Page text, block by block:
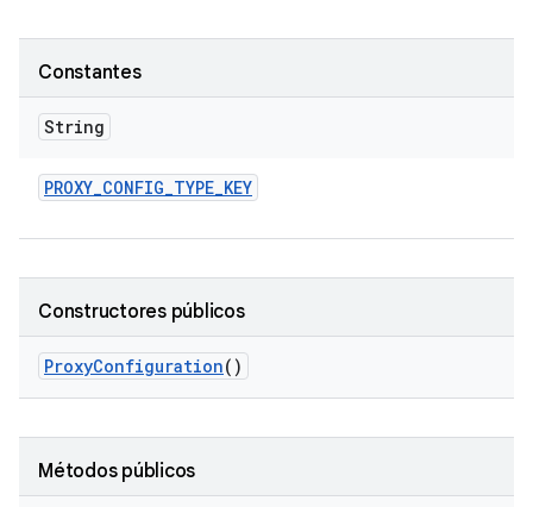
Constantes
String
PROXY_CONFIG_TYPE_KEY
Constructores públicos
ProxyConfiguration()
Métodos públicos